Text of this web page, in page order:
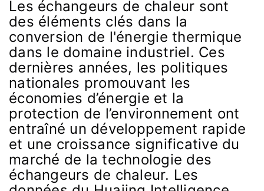
Les échangeurs de chaleur sont
des éléments clés dans la
conversion de l'énergie thermique
dans le domaine industriel. Ces
dernières années, les politiques
nationales promouvant les
économies d’énergie et la
protection de l’environnement ont
entraîné un développement rapide
et une croissance significative du
marché de la technologie des
échangeurs de chaleur. Les